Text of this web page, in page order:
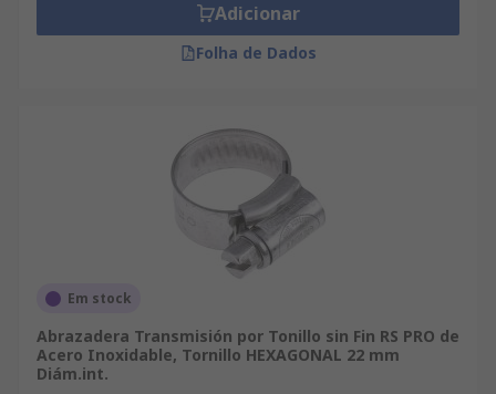
Adicionar
Folha de Dados
Em stock
Abrazadera Transmisión por Tonillo sin Fin RS PRO de
Acero Inoxidable, Tornillo HEXAGONAL 22 mm
Diám.int.